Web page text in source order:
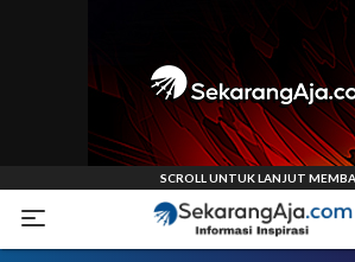
Sekarangaja
Informasi Inspirasi Malang Raya